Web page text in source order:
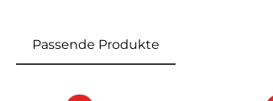
Passende Produkte